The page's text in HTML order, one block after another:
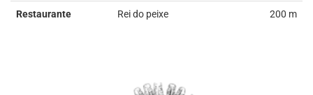
Restaurante Rei do peixe 200 m